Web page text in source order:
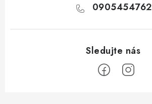
0905454762